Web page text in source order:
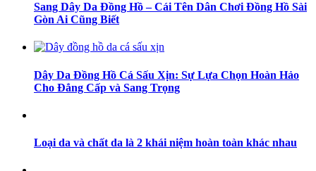
Sang Dây Da Đồng Hồ – Cái Tên Dân Chơi Đồng Hồ Sài
Gòn Ai Cũng Biết
Dây Da Đồng Hồ Cá Sấu Xịn: Sự Lựa Chọn Hoàn Hảo
Cho Đẳng Cấp và Sang Trọng
Loại da và chất da là 2 khái niệm hoàn toàn khác nhau